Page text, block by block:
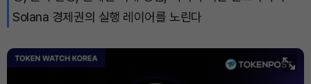
Solana 경제권의 실행 레이어를 노린다